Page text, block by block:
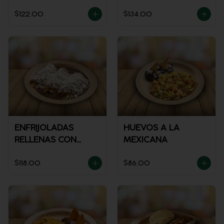
$122.00 $134.00
ENFRIJOLADAS
RELLENAS CON
$118.00
HUEVOS A LA
MEXICANA
$86.00